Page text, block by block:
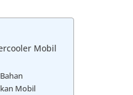
Mobil
Mobil